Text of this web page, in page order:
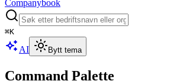
Companybook
⌘K
AI Bytt tema
Command Palette